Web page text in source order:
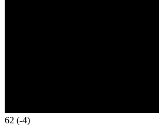
62 (-4)